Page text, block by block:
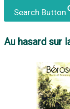
Search Button
Au hasard sur